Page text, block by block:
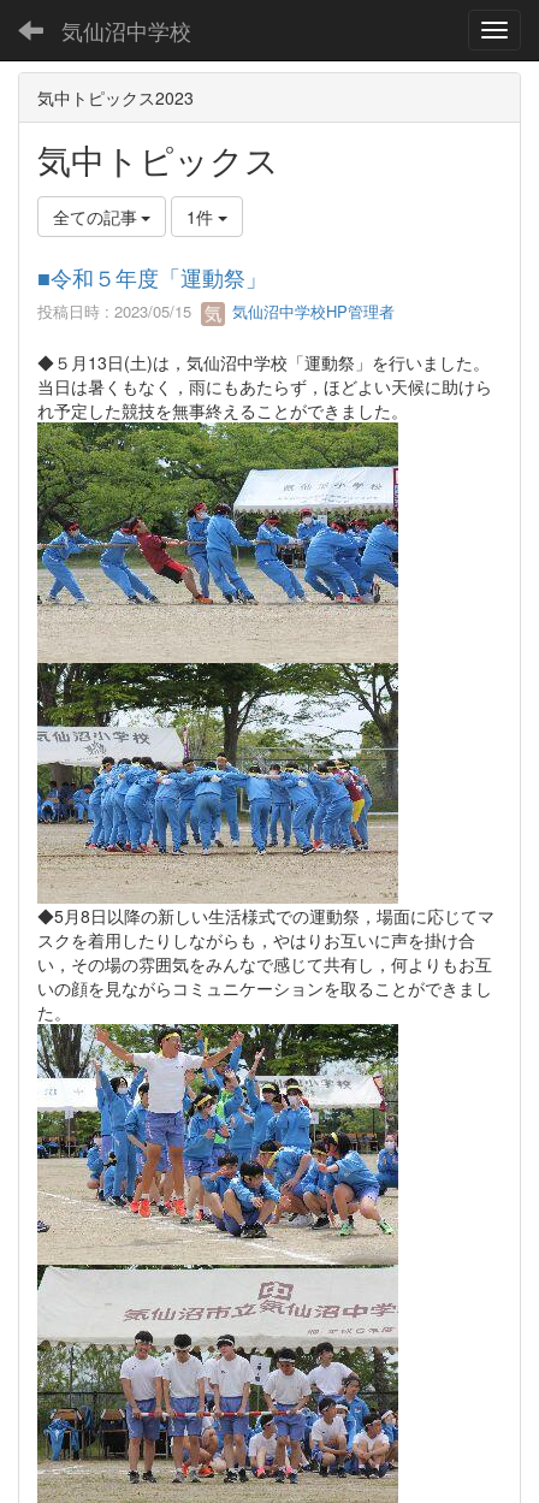
気仙沼中学校
気中トピックス2023
気中トピックス
全ての記事 1件
■令和５年度「運動祭」
投稿日時 : 2023/05/15 気仙沼中学校HP管理者
◆５月13日(土)は，気仙沼中学校「運動祭」を行いました。
当日は暑くもなく，雨にもあたらず，ほどよい天候に助けら
れ予定した競技を無事終えることができました。
◆5月8日以降の新しい生活様式での運動祭，場面に応じてマ
スクを着用したりしながらも，やはりお互いに声を掛け合
い，その場の雰囲気をみんなで感じて共有し，何よりもお互
いの顔を見ながらコミュニケーションを取ることができまし
た。